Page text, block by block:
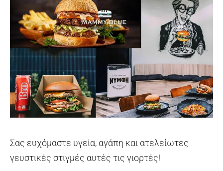
Σας ευχόμαστε υγεία, αγάπη και ατελείωτες
γευστικές στιγμές αυτές τις γιορτές!